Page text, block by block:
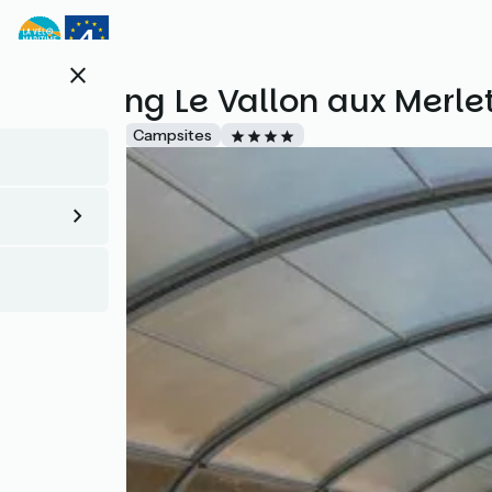
Direkt
zum
close
Camping Le Vallon aux
Campsites